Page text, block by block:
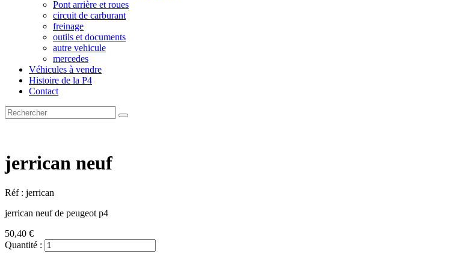
Pont arrière et roues
circuit de carburant
freinage
outils et documents
autre vehicule
mercedes
Véhicules à vendre
Histoire de la P4
Contact
jerrican neuf
Réf : jerrican
jerrican neuf de peugeot p4
50,40 €
Quantité :